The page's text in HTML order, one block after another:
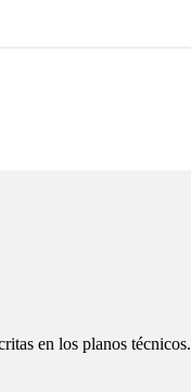
en los planos técnicos.